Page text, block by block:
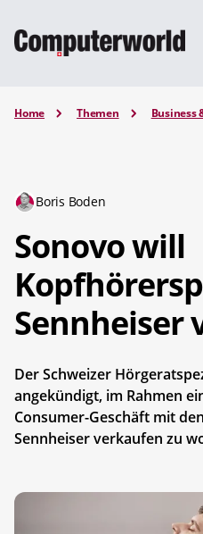
Home Themen Business
Boris Boden
Sonovo will
Sennheiser
Der Schweizer
angekündigt, im Rahmen
Consumer-Geschäft mit
Sennheiser verkaufen zu